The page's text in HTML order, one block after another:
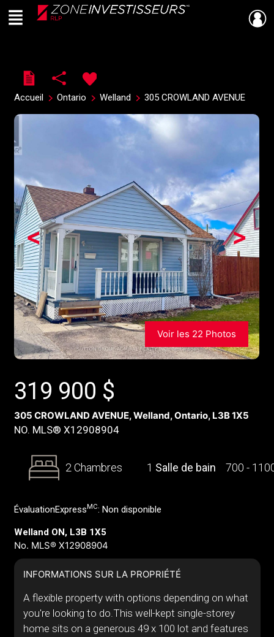
Live
En Direct
Menu
Accueil Ontario Welland 305 CROWLAND AVENUE
>
<
Voir les 22 Photos
319 900 $
305 CROWLAND AVENUE, Welland, Ontario, L3B 1X5
NO. MLS® X12908904
2 Chambres 1 Salle de bain 700 -
ÉvaluationExpress MC: Non disponible
Welland ON, L3B 1X5
No. MLS® X12908904
INFORMATIONS SUR LA PROPRIÉTÉ
A flexible property with options depending on what
you're looking to do.This well-kept single-storey
home sits on a generous 49 x 100 lot and features